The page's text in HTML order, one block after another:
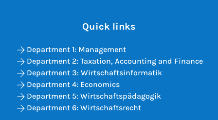
Quick links
Department 1: Management
Department 2: Taxation, Accounting and Finance
Department 3: Wirtschaftsinformatik
Department 4: Economics
Department 5: Wirtschaftspädagogik
Department 6: Wirtschaftsrecht